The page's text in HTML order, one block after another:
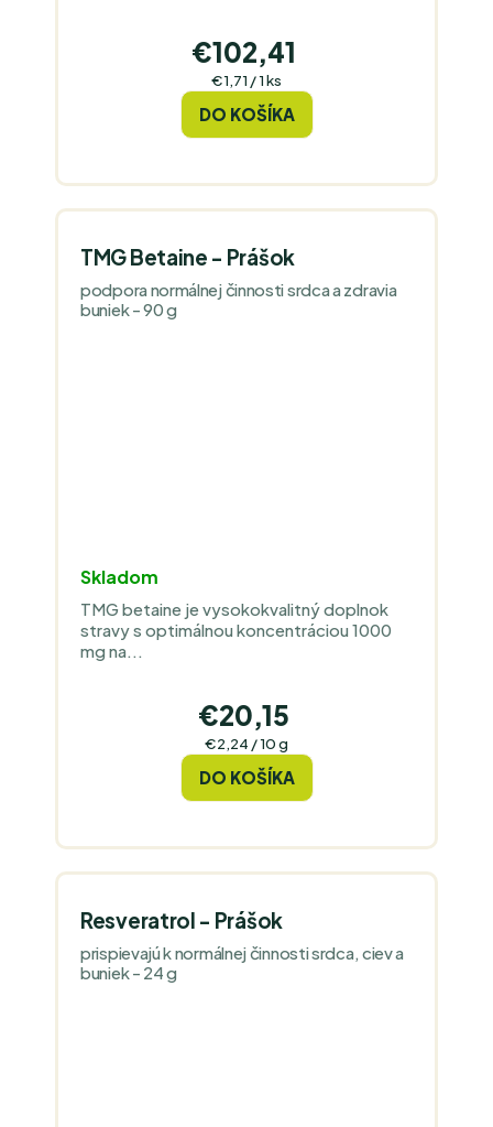
€102,41
Jednotková
€1,71 / 1 ks
DO KOŠÍKA
TMG Betaine - Prášok
podpora normálnej činnosti srdca a zdravia
buniek - 90 g
Skladom
TMG betaine je vysokokvalitný doplnok
stravy s optimálnou koncentráciou 1000
mg na...
€20,15
Jednotková
€2,24 / 10 g
DO KOŠÍKA
Resveratrol - Prášok
prispievajú k normálnej činnosti srdca, ciev a
buniek - 24 g